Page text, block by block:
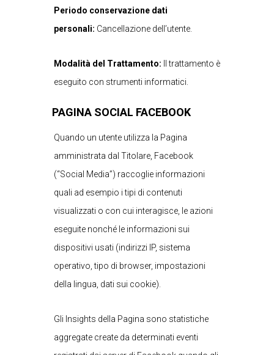
Periodo conservazione dati
personali: Cancellazione dell’utente.
Modalità del Trattamento: Il trattamento è
eseguito con strumenti informatici.
PAGINA SOCIAL FACEBOOK
Quando un utente utilizza la Pagina
amministrata dal Titolare, Facebook
(“Social Media”) raccoglie informazioni
quali ad esempio i tipi di contenuti
visualizzati o con cui interagisce, le azioni
eseguite nonché le informazioni sui
dispositivi usati (indirizzi IP, sistema
operativo, tipo di browser, impostazioni
della lingua, dati sui cookie).
Gli Insights della Pagina sono statistiche
aggregate create da determinati eventi